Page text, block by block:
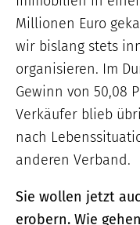
Millionen Euro
wir bislang stets
organisieren. Im
Gewinn von 50,08
Verkäufer blieb
nach
anderen Verband.
Sie wollen jetzt
erobern. Wie